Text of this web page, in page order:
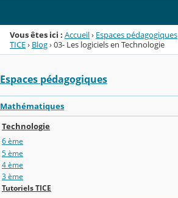
Vous êtes ici : Accueil› Espaces pédagogiques
TICE› Blog›03- Les logiciels en Technologie
Espaces pédagogiques
Mathématiques
Technologie
6 ème
5 ème
4 ème
3 ème
Tutoriels TICE